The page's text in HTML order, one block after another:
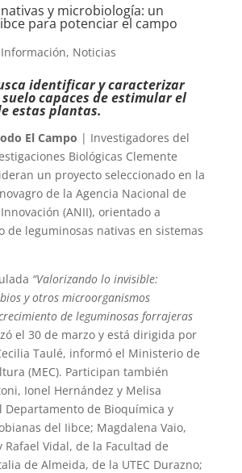
y microbiología: un
para potenciar el campo
Información, Noticias
identificar y caracterizar
capaces de estimular el
estas plantas.
El Campo | Investigadores del
Biológicas Clemente
un proyecto seleccionado en la
de la Agencia Nacional de
(ANII), orientado a
de leguminosas nativas en sistemas
“Valorizando lo invisible:
y otros microorganismos
de leguminosas forrajeras
el 30 de marzo y está dirigida por
Taulé, informó el Ministerio de
(MEC). Participan también
Ionel Hernández y Melisa
Departamento de Bioquímica y
del Iibce; Magdalena Vaio,
Rafael Vidal, de la Facultad de
de Almeida, de la UTEC Durazno;